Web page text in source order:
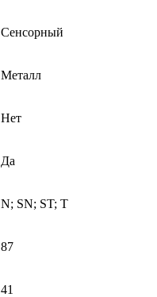
Сенсорный
Металл
Нет
Да
N; SN; ST; T
87
41